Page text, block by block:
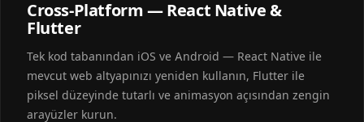
Cross-Platform — React Native &
Flutter
Tek kod tabanından iOS ve Android — React Native ile
mevcut web altyapınızı yeniden kullanın, Flutter ile
piksel düzeyinde tutarlı ve animasyon açısından zengin
arayüzler kurun.